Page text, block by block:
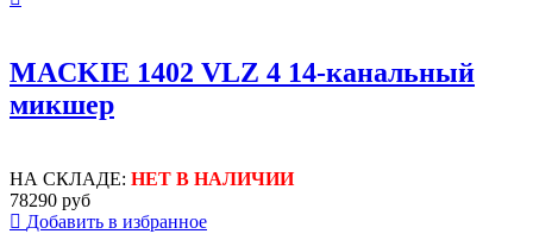
MACKIE 1402 VLZ 4 14-канальный
микшер
НА СКЛАДЕ: НЕТ В НАЛИЧИИ
78290 руб
Добавить в избранное